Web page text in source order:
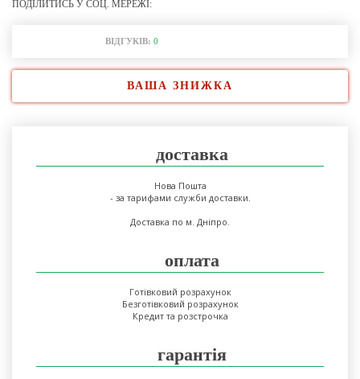
ПОДІЛИТИСЬ У СОЦ. МЕРЕЖІ:
ВІДГУКІВ: 0
ВАША ЗНИЖКА
доставка
Нова Пошта
- за тарифами служби доставки.
Доставка по м. Дніпро.
оплата
Готівковий розрахунок
Безготівковий розрахунок
Кредит та розстрочка
гарантія